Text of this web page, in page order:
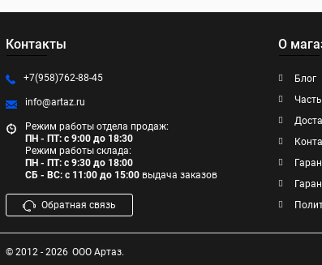
Контакты
+7(958)762-88-45
info@artaz.ru
Режим работы отдела продаж:
ПН - ПТ: с 9:00 до 18:30
Режим работы склада:
ПН - ПТ: с 9:30 до 18:00
СБ - ВС: с 11:00 до 15:00 выдача заказов
Обратная связь
О
Блог
© 2012 - 2026 ООО Артаз.